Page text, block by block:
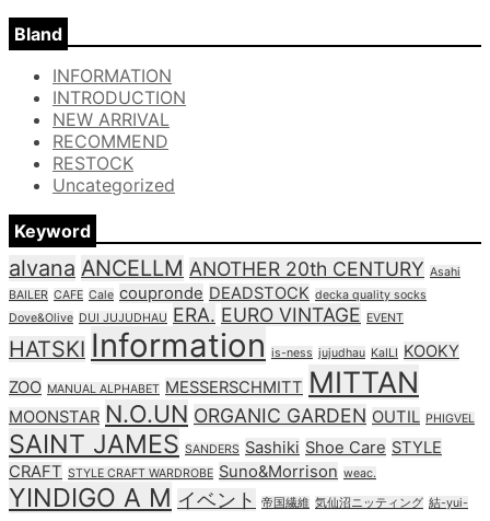
Bland
INFORMATION
INTRODUCTION
NEW ARRIVAL
RECOMMEND
RESTOCK
Uncategorized
Keyword
alvana ANCELLM ANOTHER 20th CENTURY Asahi
BAILER CAFE Cale coupronde DEADSTOCK decka quality socks
Dove&Olive DUI JUJUDHAU ERA. EURO VINTAGE EVENT
HATSKI Information is-ness jujudhau KaILI KOOKY
ZOO MANUAL ALPHABET MESSERSCHMITT MITTAN
MOONSTAR N.O.UN ORGANIC GARDEN OUTIL PHIGVEL
SAINT JAMES SANDERS Sashiki Shoe Care STYLE
CRAFT STYLE CRAFT WARDROBE Suno&Morrison weac.
YINDIGO A M イベント 帝国繊維 気仙沼ニッティング 結-yui-